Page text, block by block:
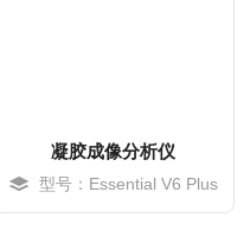
凝胶成像分析仪
型号：Essential V6 Plus